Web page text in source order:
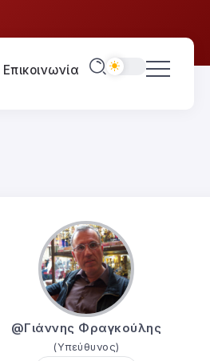
Επικοινωνία
@Γιάννης Φραγκούλης
(Υπεύθυνος)